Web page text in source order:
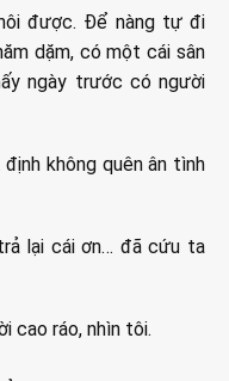
được. Để nàng tự đi
dặm, có một cái sân
ngày trước có người
không quên ân tình
lại cái ơn… đã cứu ta
cao ráo, nhìn tôi.